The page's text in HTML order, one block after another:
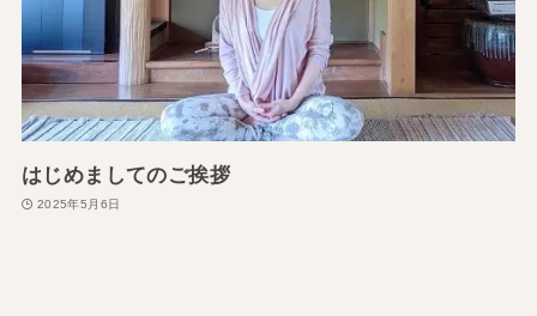
はじめましてのご挨拶
2025年5月6日